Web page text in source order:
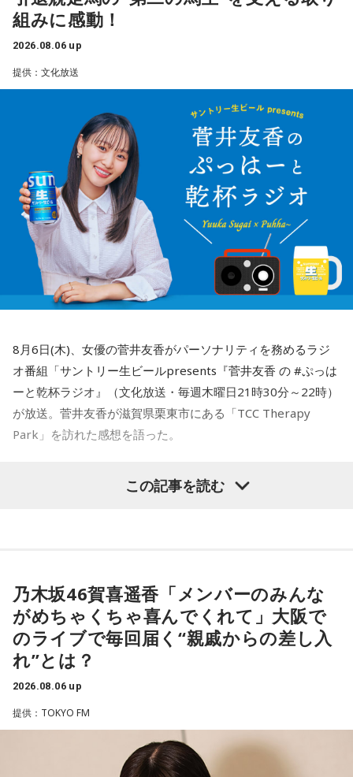
＜8月14日(金)のTOPICS＞
Coming Soon…
#あうぇいく でつぶやく
AWAKE
一日を、人生を前向きにするきっかけをリスナーと共に
考える、情報番組の先にある、BAYFM 朝の情”考”番
組！
毎週月～金曜日6:00～8:57
DJ：有馬隼人（月～木曜日担当）/柴田幸子(金
曜日担当)
mail:awake@bayfm.co.jp
X:＠AWAKE_again／#あうぇいく
水曜の放送を聴く
木曜の放送を聴く
金曜の放送を聴く
に、競走馬として活躍した後、ケガやさまざまな事情によっ
て引退を余儀なくされた馬たちの新たな居場所を提供する施
る道を探すなど、馬たちの“第二の馬生”を支えている。
施設で話を聞いた菅井は、「そういう場所があってよかった
な、素晴らしい素敵な取り組みだなと実際に行かせていただ
いて思いました」と感想を述べ、競走生活を終えた馬たちが
新たな役割を得られる環境の大切さを実感したという。
また、菅井は競馬の仕事をきっかけにTCCの活動を知ったそ
うで、東京都内にある「BafunYasai TCC CAFE」にも訪れた
ことがあるという。そこで新鮮な野菜を味わったり馬関連グ
ッズを購入した経験を紹介し、店舗での利用が馬たちの支援
かけた。
さらに、ホースセラピーについても自身の経験を交えて語っ
た。大学時代に所属していた馬術部では、地域の子どもたち
を招いた体験会が行われており、馬に乗ることで身体を自然
で自信や自己肯定感につながったりする姿を目にしていたと
「いろいろな形で人を助けてくれる馬たちが今後もいろいろ
な場所で幸せに暮らせるようになったらいいな」と願いを語
った。
組みに感動！
2026.08.06 up
提供：文化放送
8月6日(木)、女優の菅井友香がパーソナリティを務めるラジ
オ番組「サントリー生ビールpresents『菅井友香 の #ぷっは
ーと乾杯ラジオ』（文化放送・毎週木曜日21時30分～22時）
が放送。菅井友香が滋賀県栗東市にある「TCC Therapy
Park」を訪れた感想を語った。
TCC Therapy Parkは「馬を救い、人を助ける」をコンセプト
に、競走馬として活躍した後、ケガやさまざまな事情によっ
て引退を余儀なくされた馬たちの新たな居場所を提供する施
設。引退後すぐに次の活躍先が決まらない馬たちの受け皿と
施設で話を聞いた菅井は、「そういう場所があってよかった
この記事を読む
乃木坂46賀喜遥香「メンバーのみんな
がめちゃくちゃ喜んでくれて」大阪で
のライブで毎回届く“親戚からの差し入
れ”とは？
2026.08.06 up
提供：TOKYO FM